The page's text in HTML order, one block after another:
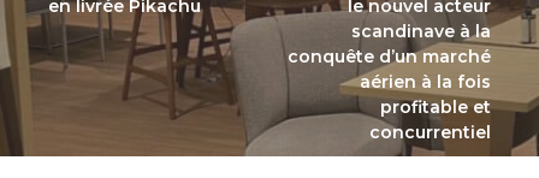
en livrée Pikachu
le nouvel acteur
scandinave à la
conquête d’un marché
aérien à la fois
profitable et
concurrentiel